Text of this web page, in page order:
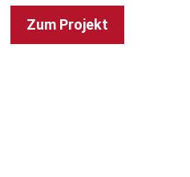
Zum Projekt